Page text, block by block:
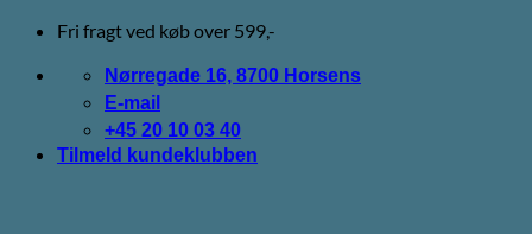
Fortsæt
indhold
Fri fragt ved køb over 599,-
Nørregade 16, 8700 Horsens
E-mail
+45 20 10 03 40
Tilmeld kundeklubben